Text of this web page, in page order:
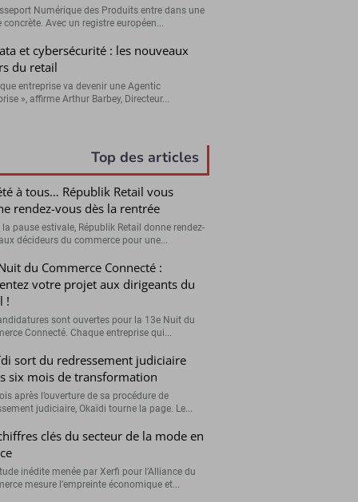
Numérique des Produits entre dans une
concrète. Avec un registre européen...
et cybersécurité : les nouveaux
du retail
entreprise va devenir une Agentic
», affirme Arthur Barbey, Directeur...
Top des articles
à tous… Républik Retail vous
rendez-vous dès la rentrée
la pause estivale, Républik Retail donne rendez-
décideurs du commerce pour une...
du Commerce Connecté :
votre projet aux dirigeants du
!
sont ouvertes pour la 13e Nuit du
Connecté. Chaque entreprise qui...
sort du redressement judiciaire
six mois de transformation
après l’ouverture de sa procédure de
judiciaire, Okaïdi tourne la page. Le...
clés du secteur de la mode en
inédite menée par Xerfi pour l’Alliance du
mesure l’empreinte économique et...